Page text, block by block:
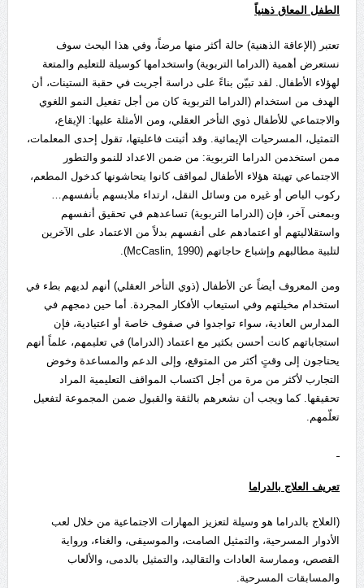
الطفل المعاق ذهنيا
تعتبر (الإعاقة الذهنية) حالة أكثر منها مرضاً، وفي هذا البحث سوف
نستعرض أهمية (الدراما التربوية) واستخدامها كوسيلة للتعليم والمتعة
لهؤلاء الأطفال. لقد تبيّن بناءً على دراسة أجريت في حقبة الستينات، أن
الهدف من استخدام (الدراما التربوية كان من أجل تفعيل النمو اللغوي
والاجتماعي للأطفال ذوي التأخر العقلي، ومن الأمثلة عليها: الإيقاع،
التمثيل، المسرحيات الإيمائية. وقد أثبتت فاعليتها، تقول إحدى المعلمات،
ممن استخدمن الدراما التربوية: من ضمن الاعداد للنمو والتطور
الاجتماعي تهيئة هؤلاء الأطفال لمواقف كانوا يتحاشونها كدخول المطعم،
ركوب الباص أو غيره من وسائل النقل، ارتداء ملابسهم بأنفسهم…
وبمعنى آخر، فإن (الدراما التربوية) تساعدهم في تحقيق أنفسهم
واستقلاليتهم أو اعتمادهم على أنفسهم بدلاً من الاعتماد على الآخرين
لتلبية مطالبهم وإشباع حاجاتهم (McCaslin, 1990).
ومن المعروف أيضاً عن الأطفال (ذوي التأخر العقلي) أنهم لديهم بطء في
استخدام مخيلتهم وفي استيعاب الأفكار المجردة. أما حين دمجهم في
المدارس العادية، سواء تواجدوا في صفوف خاصة أو اعتيادية، فإن
استجاباتهم كانت أحسن بكثير مع اعتماد (الدراما) في تعليمهم، علماً أنهم
يحتاجون إلى وقتٍ أكثر من المتوقع، وإلى الدعم والمساعدة وخوض
التجارب لأكثر من مرة من أجل اكتساب المواقف التعليمية المراد
تحقيقها. كما ويجب أن نشعرهم بالثقة والقبول ضمن المجموعة لتفعيل
تعلّمهم.
تعريف العلاج بالدراما
(العلاج بالدراما هو وسيلة لتعزيز المهارات الاجتماعية من خلال لعب
الأدوار المسرحية، والتمثيل الصامت، والموسيقى، والغناء، ورواية
القصص، وممارسة العادات والتقاليد، والتمثيل بالدمى، والألعاب
والمسابقات المسرحية.